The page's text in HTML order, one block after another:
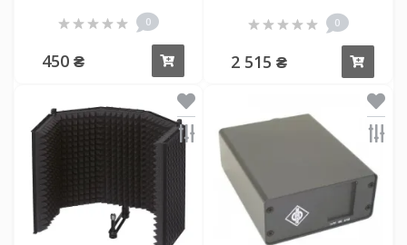
0
450 ₴
0
2 515 ₴